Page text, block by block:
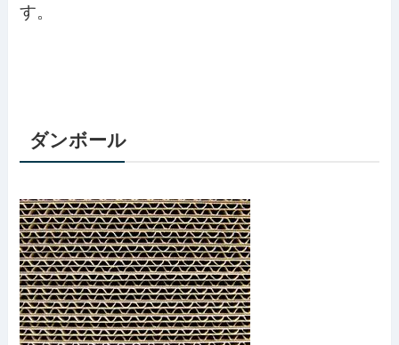
す。
ダンボール